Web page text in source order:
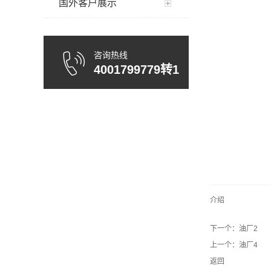
国外客户展示
咨询热线
4001799779转1
介绍
下一个： 油厂2
上一个： 油厂4
返回